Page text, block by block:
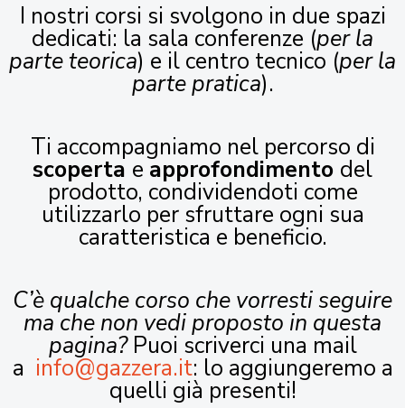
I nostri corsi si svolgono in due spazi
dedicati: la sala conferenze (per la
parte teorica) e il centro tecnico (per la
parte pratica).
Ti accompagniamo nel percorso di
scoperta e approfondimento del
prodotto, condividendoti come
utilizzarlo per sfruttare ogni sua
caratteristica e beneficio.
C’è qualche corso che vorresti seguire
ma che non vedi proposto in questa
pagina?Puoi scriverci una mail
a info@gazzera.it: lo aggiungeremo a
quelli già presenti!